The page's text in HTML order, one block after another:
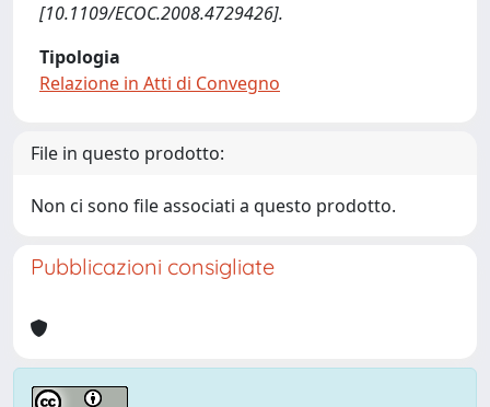
[10.1109/ECOC.2008.4729426].
Tipologia
Relazione in Atti di Convegno
File in questo prodotto:
Non ci sono file associati a questo prodotto.
Pubblicazioni consigliate